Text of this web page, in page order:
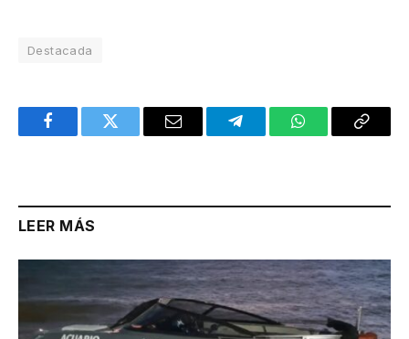
Destacada
FacebookTwitter Email TelegramWhatsAppCopy
LEER MÁS